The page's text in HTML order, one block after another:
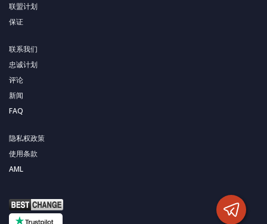
联盟计划
保证
联系我们
忠诚计划
评论
新闻
FAQ
隐私权政策
使用条款
AML